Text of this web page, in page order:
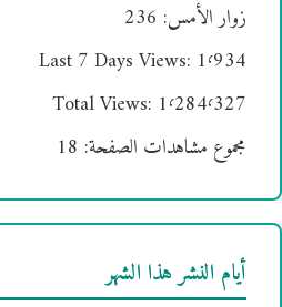
زوار الأمس: 236
Last 7 Days Views: 1٬934
Total Views: 1٬284٬327
مجموع مشاهدات الصفحة: 18
أيام النشر هذا الشهر